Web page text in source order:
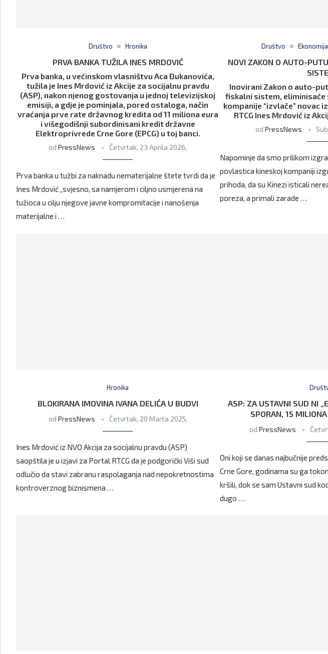
Društvo Hronika
PRVA BANKA TUŽILA INES MRDOVIĆ
Prva banka, u većinskom vlasništvu Aca Đukanovića,
tužila je Ines Mrdović iz Akcije za socijalnu pravdu
(ASP), nakon njenog gostovanja u jednoj televizijskoj
emisiji, a gdje je pominjala, pored ostaloga, način
vraćanja prve rate državnog kredita od 11 miliona eura
i višegodišnji subordinisani kredit državne
Elektroprivrede Crne Gore (EPCG) u toj banci.
odPressNews Četvrtak, 23 Aprila 2026,
Prva banka u tužbi za naknadu nematerijalne štete tvrdi da je
Ines Mrdović „svjesno, sa namjerom i ciljno usmjerena na
tužioca u cilju njegove javne kompromitacije i nanošenja
materijalne i …
Društvo Ekonomija
NOVI ZAKON O AUTO-
Inovirani Zakon o auto-
fiskalni sistem,
kompanije “izvlače” novac
RTCG Ines Mrdović iz
odPressNews
Napominje da smo prilikom
povlastica kineskoj kompaniji
prihoda, da su Kinezi isticali
poreza, a primali zarade …
Hronika
BLOKIRANA IMOVINA IVANA DELIĆA U BUDVI
od PressNews Četvrtak, 20 Marta 2025,
Ines Mrdović iz NVO Akcija za socijalnu pravdu (ASP)
saopštila je u izjavi za Portal RTCG da je podgorički Viši sud
odlučio da stavi zabranu raspolaganja nad nepokretnostima
kontroverznog biznismena …
ASP: ZA USTAVNI SUD NI
SPORAN, 15
od PressNews
Oni koji se danas najbučnije
Crne Gore, godinama su ga
kršili, dok se sam Ustavni sud
dugo …